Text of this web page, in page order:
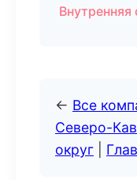
Внутренняя
← Все
Северо-
округ